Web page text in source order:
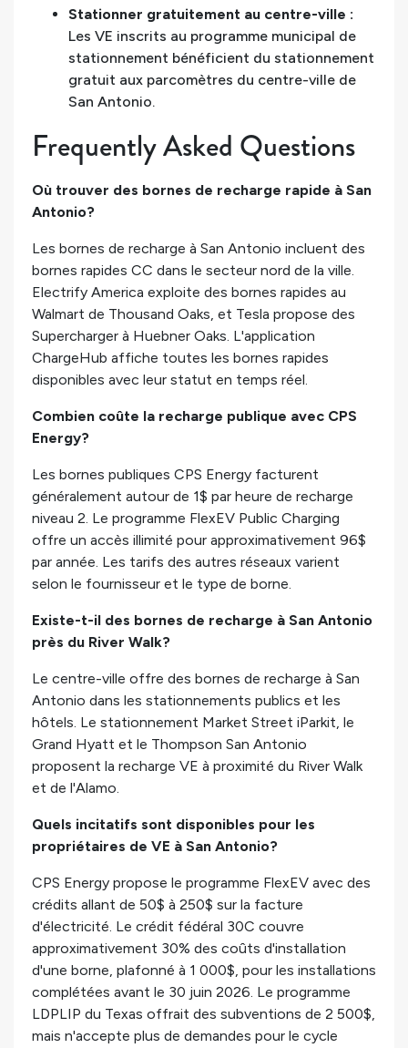
Stationner gratuitement au centre-ville :
Les VE inscrits au programme municipal de
stationnement bénéficient du stationnement
gratuit aux parcomètres du centre-ville de
San Antonio.
Frequently Asked Questions
Où trouver des bornes de recharge rapide à San
Antonio?
Les bornes de recharge à San Antonio incluent des
bornes rapides CC dans le secteur nord de la ville.
Electrify America exploite des bornes rapides au
Walmart de Thousand Oaks, et Tesla propose des
Supercharger à Huebner Oaks. L'application
ChargeHub affiche toutes les bornes rapides
disponibles avec leur statut en temps réel.
Combien coûte la recharge publique avec CPS
Energy?
Les bornes publiques CPS Energy facturent
généralement autour de 1$ par heure de recharge
niveau 2. Le programme FlexEV Public Charging
offre un accès illimité pour approximativement 96$
par année. Les tarifs des autres réseaux varient
selon le fournisseur et le type de borne.
Existe-t-il des bornes de recharge à San Antonio
près du River Walk?
Le centre-ville offre des bornes de recharge à San
Antonio dans les stationnements publics et les
hôtels. Le stationnement Market Street iParkit, le
Grand Hyatt et le Thompson San Antonio
proposent la recharge VE à proximité du River Walk
et de l'Alamo.
Quels incitatifs sont disponibles pour les
propriétaires de VE à San Antonio?
CPS Energy propose le programme FlexEV avec des
crédits allant de 50$ à 250$ sur la facture
d'électricité. Le crédit fédéral 30C couvre
approximativement 30% des coûts d'installation
d'une borne, plafonné à 1 000$, pour les installations
complétées avant le 30 juin 2026. Le programme
LDPLIP du Texas offrait des subventions de 2 500$,
mais n'accepte plus de demandes pour le cycle